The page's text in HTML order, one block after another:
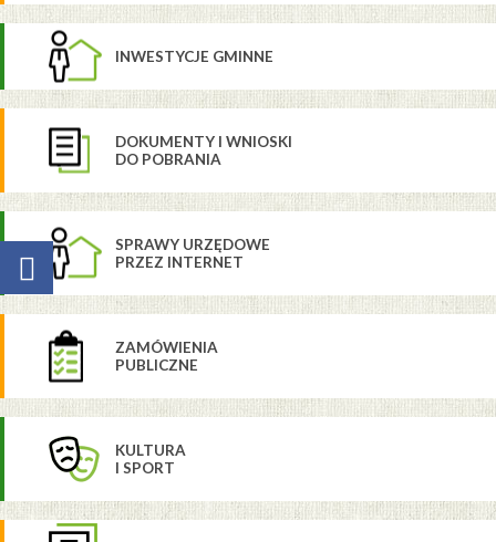
INWESTYCJE GMINNE
DOKUMENTY I WNIOSKI
DO POBRANIA
SPRAWY URZĘDOWE
PRZEZ INTERNET
ZAMÓWIENIA
PUBLICZNE
KULTURA
I SPORT